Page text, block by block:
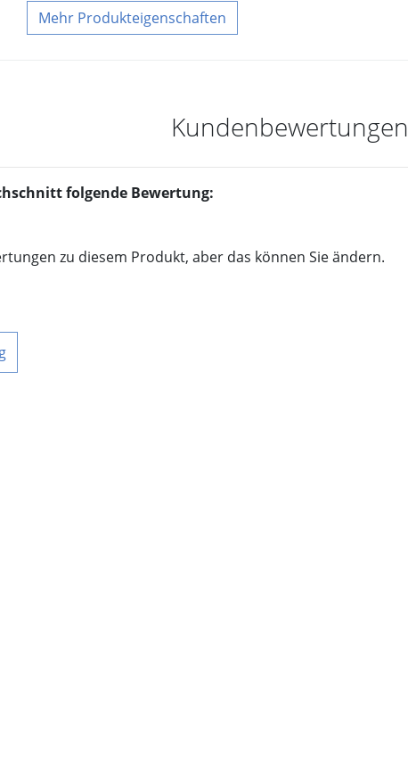
Produkteigenschaften
Kundenbewertungen
folgende Bewertung:
zu diesem Produkt, aber das können Sie ändern.